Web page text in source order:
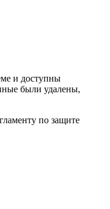
и доступны
были удалены,
по защите